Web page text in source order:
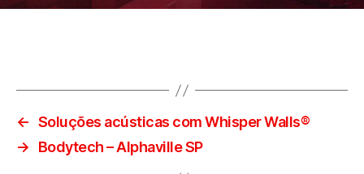
← Soluções acústicas com Whisper Walls®
→
Bodytech – Alphaville SP